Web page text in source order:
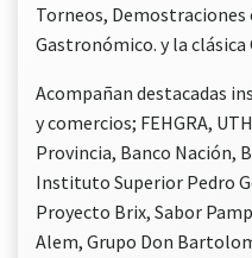
Torneos, Demostraciones
Gastronómico. y la clásica
Acompañan destacadas
y comercios; FEHGRA,
Provincia, Banco Nación,
Instituto Superior Pedro
Proyecto Brix, Sabor
Alem, Grupo Don